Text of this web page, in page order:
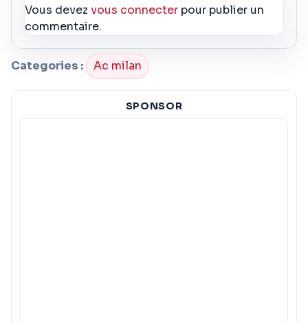
Vous devezvous connecter pour publier un
commentaire.
Categories : Ac milan
SPONSOR